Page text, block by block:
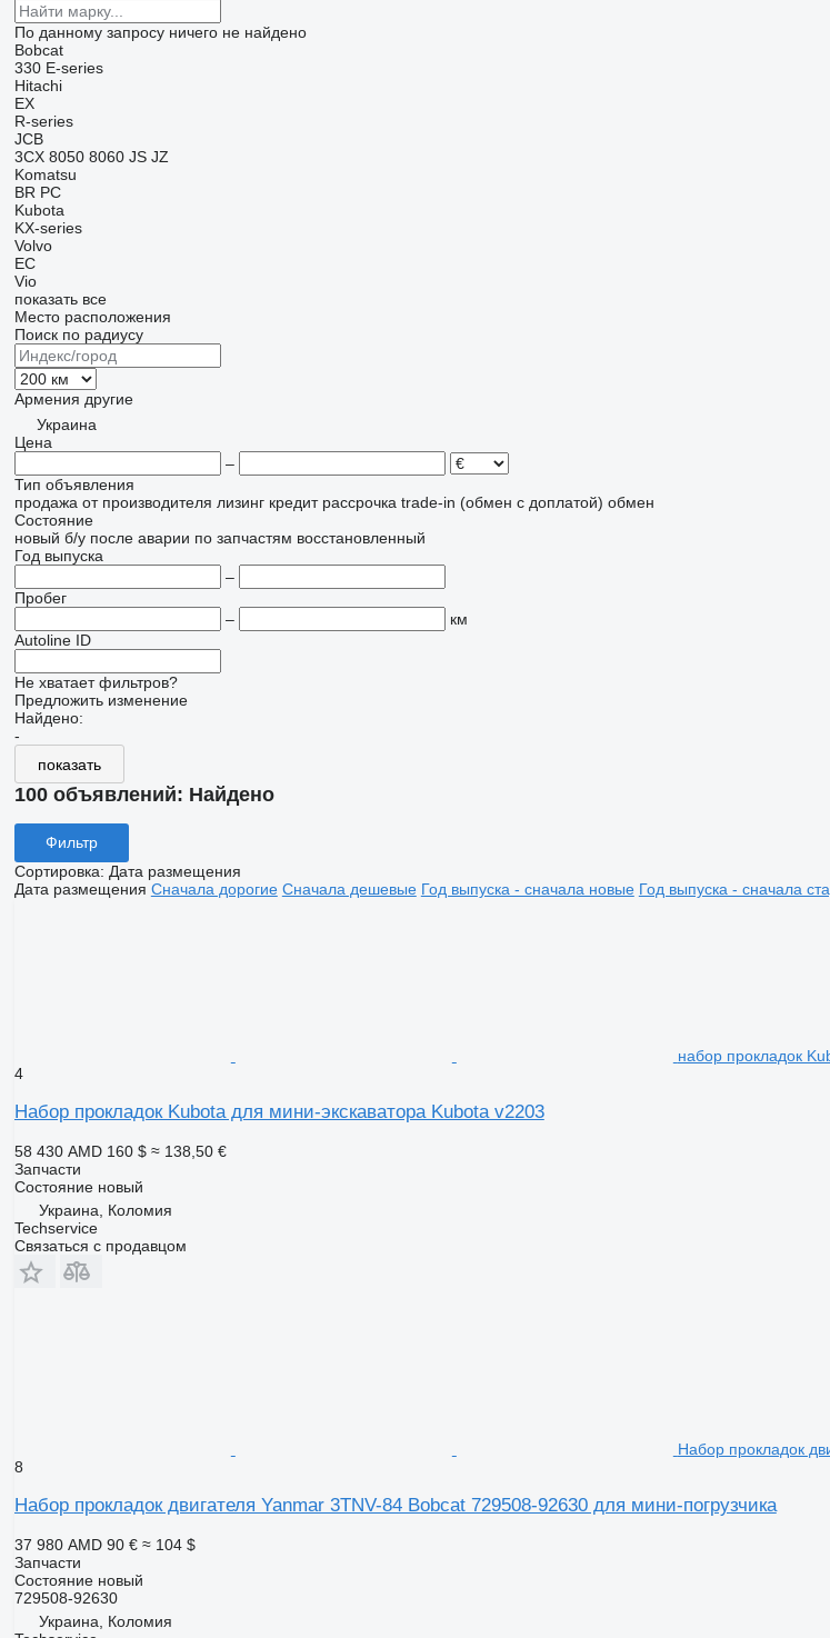
По данному запросу ничего не найдено
Bobcat
330 E-series
Hitachi
EX
R-series
JCB
3CX 8050 8060 JS JZ
Komatsu
BR PC
Kubota
KX-series
Volvo
EC
Vio
показать все
Место расположения
Поиск по радиусу
Армения другие
Украина
Цена
–
Тип объявления
продажа от производителя лизинг кредит рассрочка trade-in (обмен с доплатой) обмен
Состояние
новый б/у после аварии по запчастям восстановленный
Год выпуска
–
Пробег
–
км
Autoline ID
Не хватает фильтров?
Предложить изменение
Найдено:
-
показать
100 объявлений: Найдено
Фильтр
Сортировка: Дата размещения
Дата размещения Сначала дорогие Сначала дешевые Год выпуска - сначала новые Год выпуска - сначала
набор прокладок
4
Набор прокладок Kubota для мини-экскаватора Kubota v2203
58 430 AMD 160 $ ≈ 138,50 €
Запчасти
Состояниеновый
Украина, Коломия
Techservice
Связаться с продавцом
Набор прокладок
8
Набор прокладок двигателя Yanmar 3TNV-84 Bobcat 729508-92630 для мини-погрузчика
37 980 AMD 90 € ≈ 104 $
Запчасти
Состояниеновый
729508-92630
Украина, Коломия